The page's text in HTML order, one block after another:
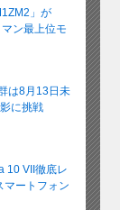
」が
ン最上位モ
は8月13日未
に挑戦
10 VII徹底レ
ートフォン